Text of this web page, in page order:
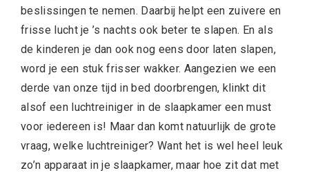
beslissingen te nemen. Daarbij helpt een zuivere en
frisse lucht je ’s nachts ook beter te slapen. En als
de kinderen je dan ook nog eens door laten slapen,
word je een stuk frisser wakker. Aangezien we een
derde van onze tijd in bed doorbrengen, klinkt dit
alsof een luchtreiniger in de slaapkamer een must
voor iedereen is! Maar dan komt natuurlijk de grote
vraag, welke luchtreiniger? Want het is wel heel leuk
zo’n apparaat in je slaapkamer, maar hoe zit dat met